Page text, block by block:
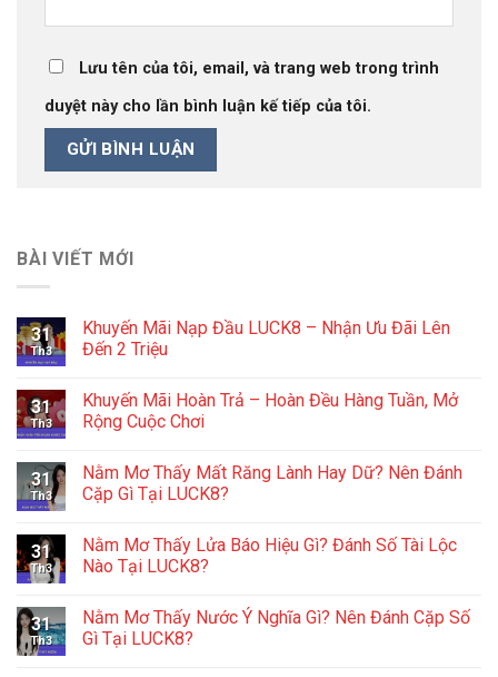
Lưu tên của tôi, email, và trang web trong trình
duyệt này cho lần bình luận kế tiếp của tôi.
BÀI VIẾT MỚI
31
Th3
Khuyến Mãi Nạp Đầu LUCK8 – Nhận Ưu Đãi Lên
Đến 2 Triệu
31
Th3
Khuyến Mãi Hoàn Trả – Hoàn Đều Hàng Tuần, Mở
Rộng Cuộc Chơi
31
Th3
Nằm Mơ Thấy Mất Răng Lành Hay Dữ? Nên Đánh
Cặp Gì Tại LUCK8?
31
Th3
Nằm Mơ Thấy Lửa Báo Hiệu Gì? Đánh Số Tài Lộc
Nào Tại LUCK8?
31
Th3
Nằm Mơ Thấy Nước Ý Nghĩa Gì? Nên Đánh Cặp Số
Gì Tại LUCK8?